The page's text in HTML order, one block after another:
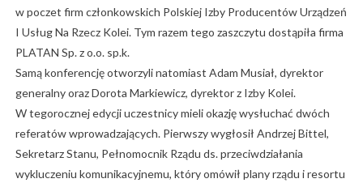
w poczet firm członkowskich Polskiej Izby Producentów Urządzeń
I Usług Na Rzecz Kolei. Tym razem tego zaszczytu dostąpiła firma
PLATAN Sp. z o.o. sp.k.
Samą konferencję otworzyli natomiast Adam Musiał, dyrektor
generalny oraz Dorota Markiewicz, dyrektor z Izby Kolei.
W tegorocznej edycji uczestnicy mieli okazję wysłuchać dwóch
referatów wprowadzających. Pierwszy wygłosił Andrzej Bittel,
Sekretarz Stanu, Pełnomocnik Rządu ds. przeciwdziałania
wykluczeniu komunikacyjnemu, który omówił plany rządu i resortu